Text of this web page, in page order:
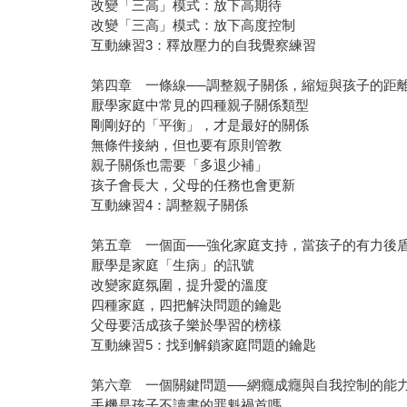
改變「三高」模式：放下高期待
改變「三高」模式：放下高度控制
互動練習3：釋放壓力的自我覺察練習
第四章 一條線──調整親子關係，縮短與孩子的距
厭學家庭中常見的四種親子關係類型
剛剛好的「平衡」，才是最好的關係
無條件接納，但也要有原則管教
親子關係也需要「多退少補」
孩子會長大，父母的任務也會更新
互動練習4：調整親子關係
第五章 一個面──強化家庭支持，當孩子的有力後
厭學是家庭「生病」的訊號
改變家庭氛圍，提升愛的溫度
四種家庭，四把解決問題的鑰匙
父母要活成孩子樂於學習的榜樣
互動練習5：找到解鎖家庭問題的鑰匙
第六章 一個關鍵問題──網癮成癮與自我控制的能